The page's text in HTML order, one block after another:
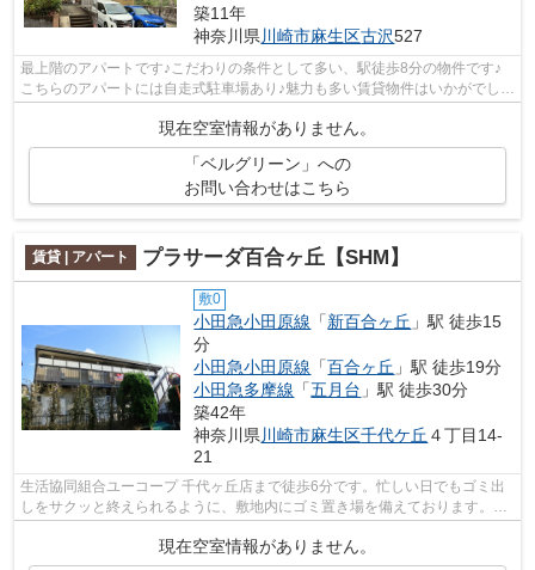
築11年
神奈川県川崎市麻生区古沢527
最上階のアパートです♪こだわりの条件として多い、駅徒歩8分の物件です♪
こちらのアパートには自走式駐車場あり♪魅力も多い賃貸物件はいかがでしょ
現在空室情報がありません。
「ベルグリーン」への
お問い合わせはこちら
賃貸 | アパート プラサーダ百合ヶ丘【SHM】
敷0
小田急小田原線 「新百合ヶ丘 」駅 徒歩15
分
小田急小田原線 「百合ヶ丘 」駅 徒歩19分
小田急多摩線 「五月台 」駅 徒歩30分
築42年
神奈川県 川崎市麻生区千代ケ丘 ４丁目14-
21
生活協同組合ユーコープ 千代ヶ丘店まで徒歩6分です。忙しい日でもゴミ出
しをサクッと終えられるように、敷地内にゴミ置き場を備えております。駅
現在空室情報がありません。